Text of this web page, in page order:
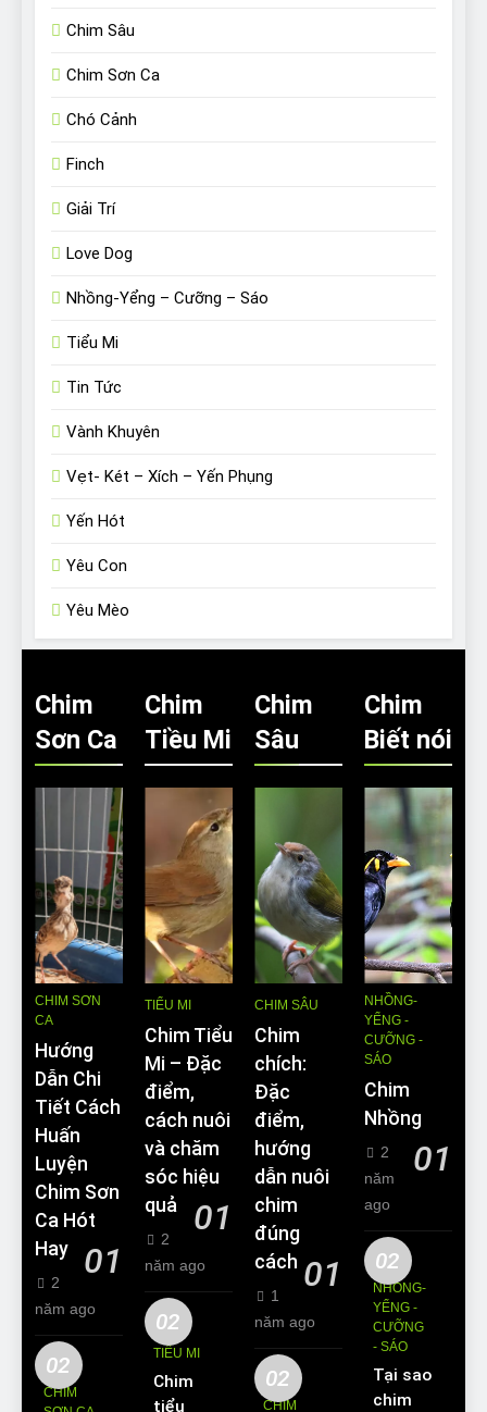
Chim Sâu
Chim Sơn Ca
Chó Cảnh
Finch
Giải Trí
Love Dog
Nhồng-Yểng – Cưỡng – Sáo
Tiểu Mi
Tin Tức
Vành Khuyên
Vẹt- Két – Xích – Yến Phụng
Yến Hót
Yêu Con
Yêu Mèo
Chim
Sơn Ca
CHIM SƠN
CA
Hướng
Dẫn Chi
Tiết Cách
Huấn
Luyện
Chim Sơn
Ca Hót
Hay
01
2
năm ago
02
CHIM
Chim
Tiều Mi
TIỂU MI
Chim Tiểu
Mi – Đặc
điểm,
cách nuôi
và chăm
sóc hiệu
quả
01
2
năm ago
02
TIỂU MI
Chim
tiểu mi
Chim
Sâu
CHIM SÂU
Chim
chích:
Đặc
điểm,
hướng
dẫn nuôi
chim
đúng
cách 01
1
năm ago
02
CHIM
Chim
Biết nói
NHỒNG-
YỂNG -
CƯỠNG -
SÁO
Chim
Nhồng
01
2
năm
ago
02
NHỒNG-
YỂNG -
CƯỠNG
- SÁO
Tại sao
chim